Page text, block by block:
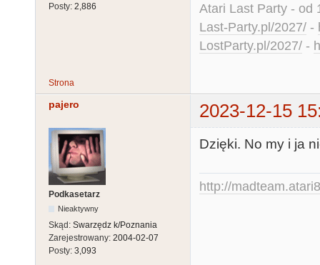
Posty: 2,886
Atari Last Party - od
Last-Party.pl/2027/ -
LostParty.pl/2027/ -
Strona
pajero 2023-12-15
Podkasetarz
Nieaktywny
Skąd: Swarzędz k/Poznania
Zarejestrowany: 2004-02-07
Posty: 3,093
Dzięki. No my i ja
http://